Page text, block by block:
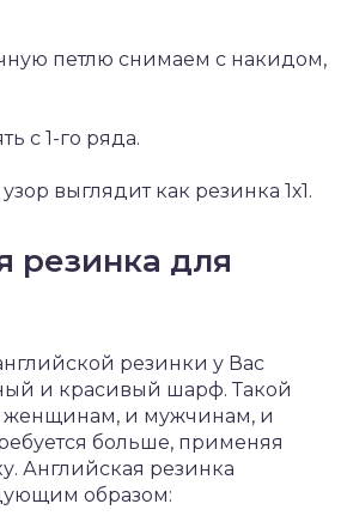
петлю снимаем с накидом,
с 1-го ряда.
выглядит как резинка 1х1.
резинка для
резинки у Вас
и красивый шарф. Такой
и мужчинам, и
больше, применяя
Английская резинка
образом: